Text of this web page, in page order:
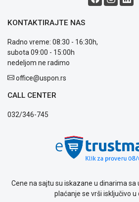
o
kolačićima
Provera
garancije
OUTLET
Kontakt
KREDIT
KONTAKTIRAJTE NAS
Radno vreme: 08:30 - 16:30h,
subota 09:00 - 15:00h
nedeljom ne radimo
office@uspon.rs
CALL CENTER
032/346-745
Cene na sajtu su iskazane u dinarima
plaćanje se vrši isključivo u